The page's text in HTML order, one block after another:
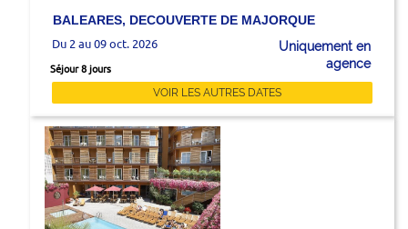
BALEARES, DECOUVERTE DE MAJORQUE
Du 2 au 09 oct. 2026
Séjour 8 jours
Uniquement en
agence
VOIR LES AUTRES DATES